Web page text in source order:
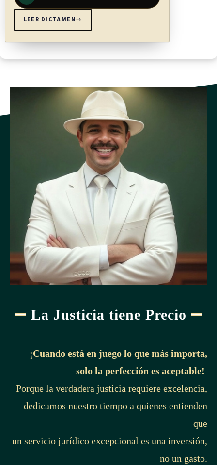
LEER DICTAMEN→
La Justicia tiene Precio
¡Cuando está en juego lo que más importa,
solo la perfección es aceptable!
Porque la verdadera justicia requiere excelencia,
dedicamos nuestro tiempo a quienes entienden
que
un servicio jurídico excepcional es una inversión,
no un gasto.